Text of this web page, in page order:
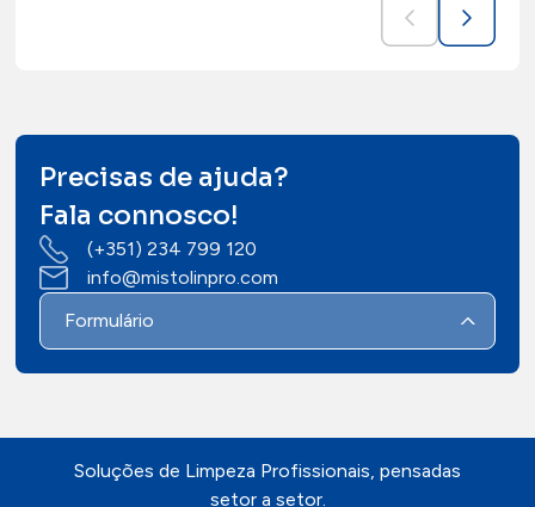
Precisas de ajuda?
Fala connosco!
(+351) 234 799 120
info@mistolinpro.com
Formulário
Soluções de Limpeza Profissionais, pensadas
setor a setor.